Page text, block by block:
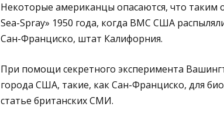
Некоторые американцы опасаются, что
Sea-Spray» 1950 года, когда ВМС США
Сан-Франциско, штат Калифорния.
При помощи секретного эксперимента
города США, такие, как Сан-Франциско, для
статье британских СМИ.